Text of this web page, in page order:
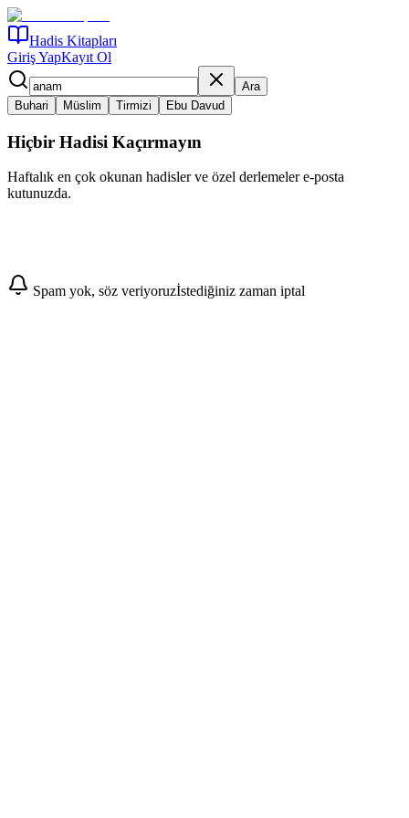
Hadis Kitapları
Giriş YapKayıt Ol
Ara
Buhari
Müslim Tirmizi Ebu Davud
Hiçbir Hadisi Kaçırmayın
Haftalık en çok okunan hadisler ve özel derlemeler e-posta
kutunuzda.
Abone Ol
Spam yok, söz veriyoruzİstediğiniz zaman iptal